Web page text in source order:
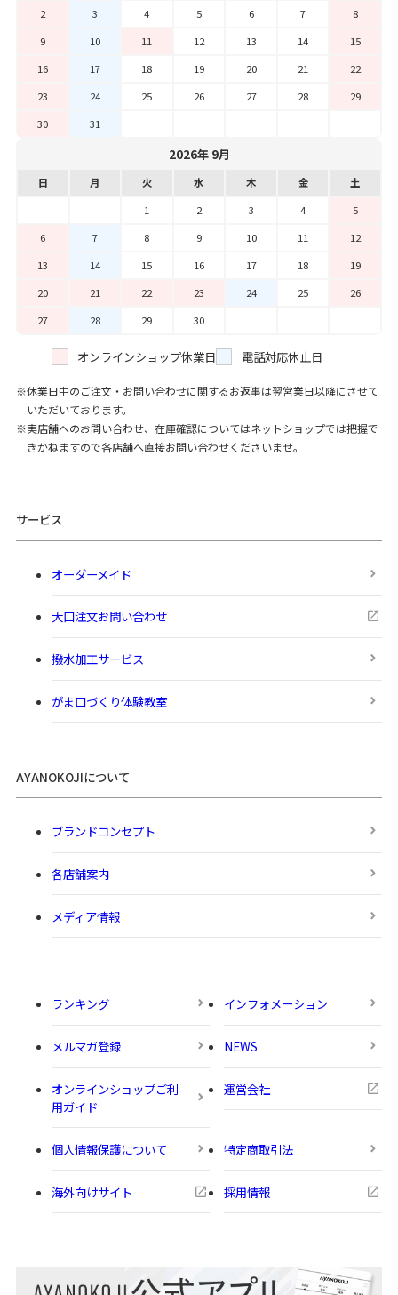
2
3 4 5 6 7
8
9
10 11 12 13 14
15
16
17 18 19 20 21
22
23
24 25 26 27 28
29
30
31
2026年 9月
日 月 火 水 木 金
土
1
2 3 4
5
6
7 8 9 10 11
12
13
14 15 16 17 18
19
20
21 22 23 24 25
26
27
28 29 30
オンラインショップ休業日 電話対応休止日
休業日中のご注文・お問い合わせに関するお返事は翌営業日以降にさせて
いただいております。
実店舗へのお問い合わせ、在庫確認についてはネットショップでは把握で
きかねますので各店舗へ直接お問い合わせくださいませ。
サービス
オーダーメイド
大口注文お問い合わせ
撥水加工サービス
がま口づくり体験教室
AYANOKOJIについて
ブランドコンセプト
各店舗案内
メディア情報
ランキング インフォメーション
メルマガ登録 NEWS
オンラインショップご利
用ガイド
運営会社
個人情報保護について 特定商取引法
海外向けサイト 採用情報